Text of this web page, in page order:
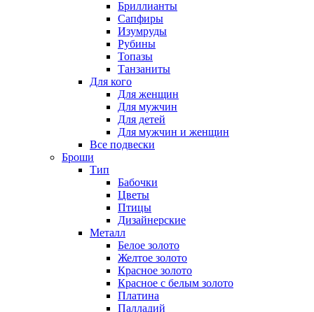
Бриллианты
Сапфиры
Изумруды
Рубины
Топазы
Танзаниты
Для кого
Для женщин
Для мужчин
Для детей
Для мужчин и женщин
Все подвески
Броши
Тип
Бабочки
Цветы
Птицы
Дизайнерские
Металл
Белое золото
Желтое золото
Красное золото
Красное с белым золото
Платина
Палладий